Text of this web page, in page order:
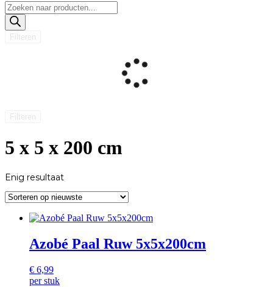
Producten
zoeken
5 x 5 x 200 cm
Enig resultaat
Azobé Paal Ruw 5x5x200cm
€ 6,99
per stuk